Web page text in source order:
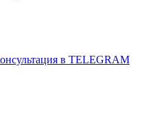
в TELEGRAM